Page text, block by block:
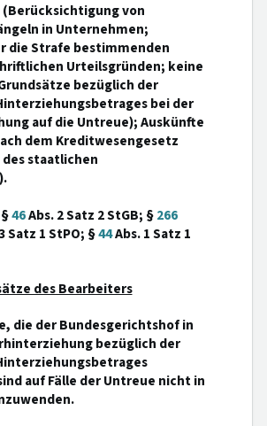
von
in Unternehmen;
die Strafe bestimmenden
Urteilsgründen; keine
bezüglich der
bei der
auf die Untreue); Auskünfte
dem Kreditwesengesetz
staatlichen
46Abs. 2 Satz 2 StGB; §266
Satz 1 StPO; §44Abs. 1 Satz 1
des Bearbeiters
die der Bundesgerichtshof in
bezüglich der
auf Fälle der Untreue nicht in